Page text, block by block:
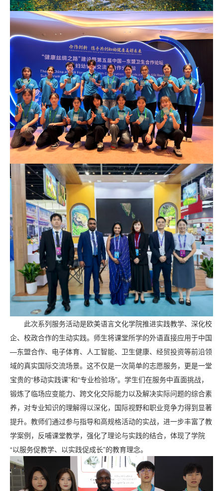
此次系列服务活动是欧美语言文化学院推进实践教学、深化校
企、校政合作的生动实践。师生将课堂所学的外语直接应用于中国
—东盟合作、电子体育、人工智能、卫生健康、经贸投资等前沿领
域的真实国际交流场景。这不仅是一次简单的志愿服务，更是一堂
宝贵的“移动实践课”和“专业检验场”。学生们在服务中直面挑战，
锻炼了临场应变能力、跨文化交际能力以及解决实际问题的综合素
养，对专业知识的理解得以深化，国际视野和职业竞争力得到显著
提升。教师们通过参与指导和高规格活动的实战，进一步丰富了教
学案例，反哺课堂教学，强化了理论与实践的结合，体现了学院
“以服务促教学、以实践促成长”的教育理念。